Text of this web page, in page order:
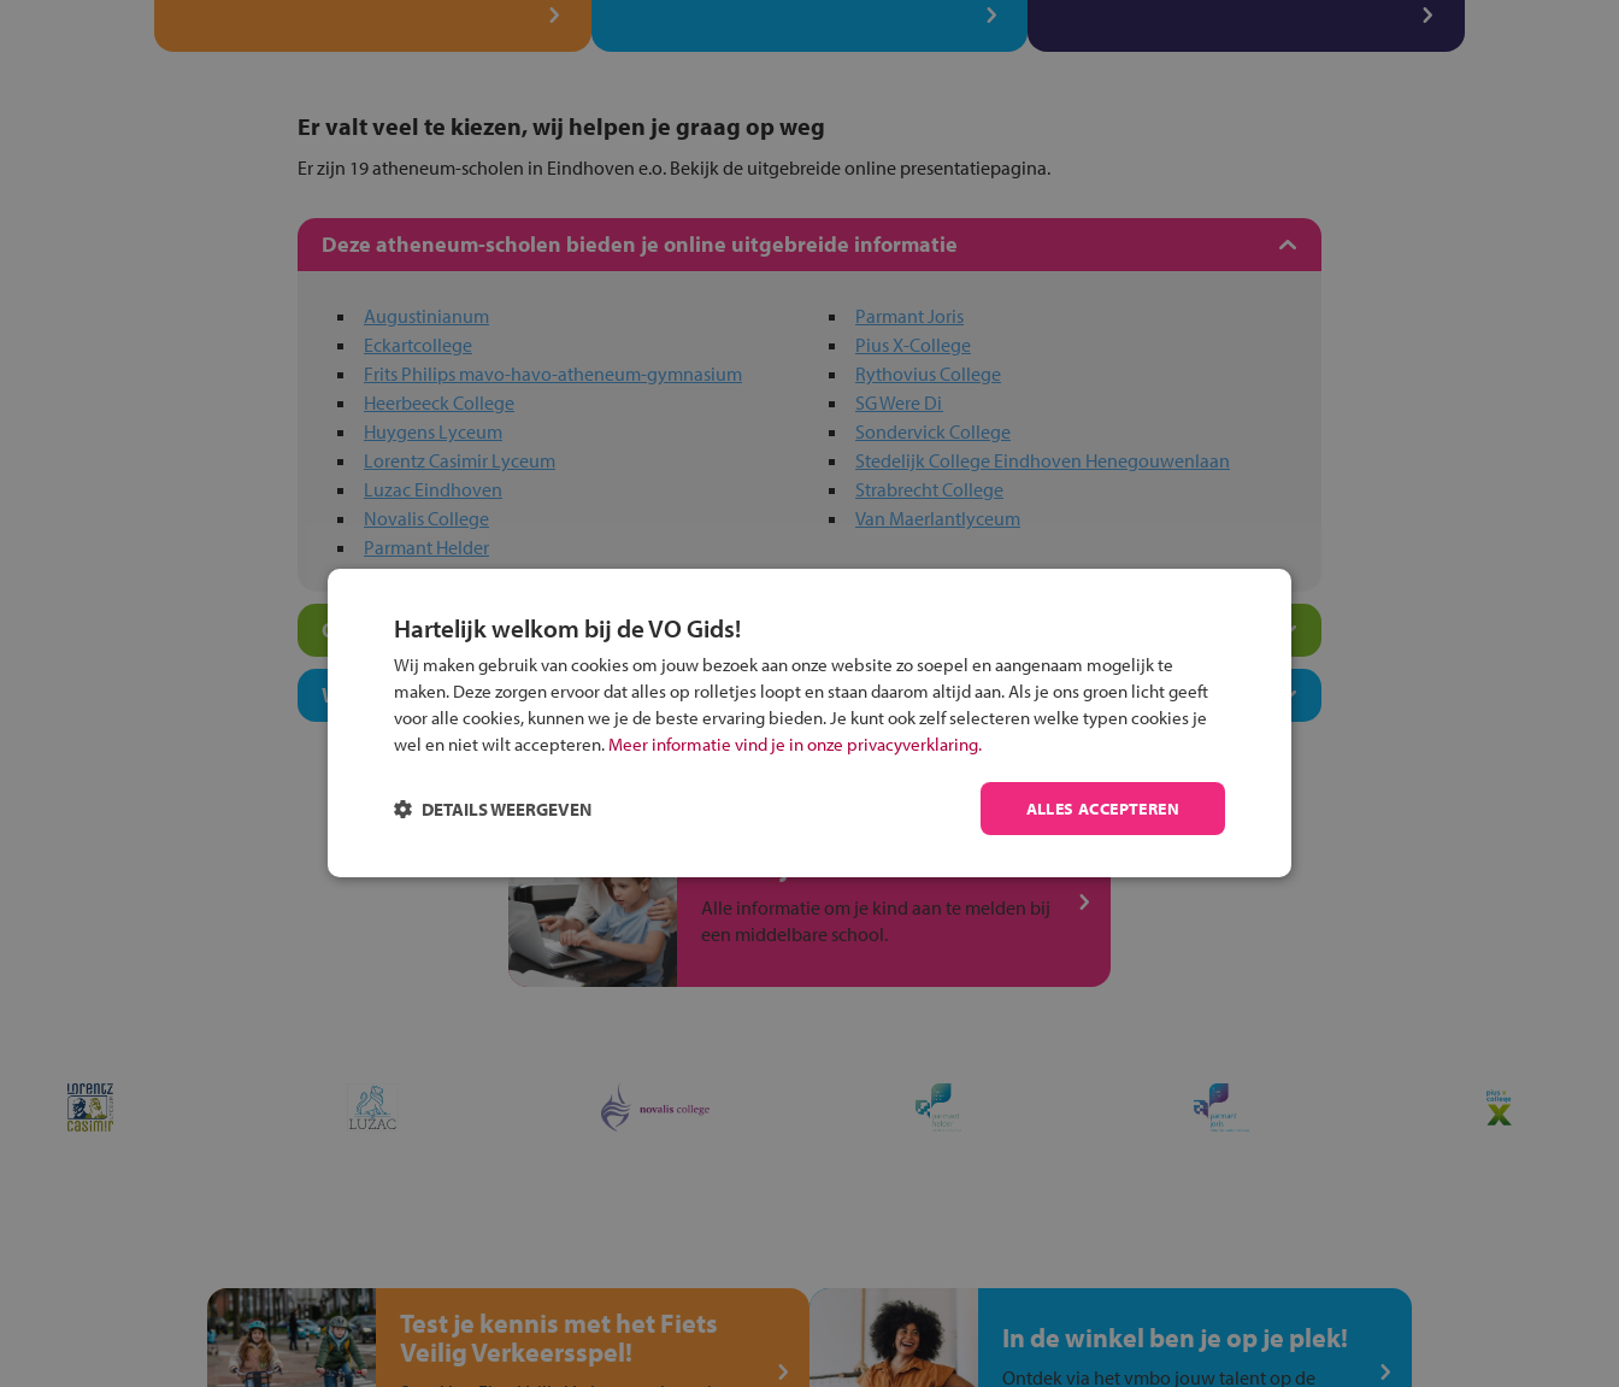
Er valt veel te kiezen, wij helpen je graag op weg
Er zijn 19 atheneum-scholen in Eindhoven e.o. Bekijk de uitgebreide online presentatiepagina.
Deze atheneum-scholen bieden je online uitgebreide informatie
Augustinianum
Eckartcollege
Frits Philips mavo-havo-atheneum-gymnasium
Heerbeeck College
Huygens Lyceum
Lorentz Casimir Lyceum
Luzac Eindhoven
Novalis College
Parmant Helder
Parmant Joris
Pius X-College
Rythovius College
SG Were Di
Sondervick College
Stedelijk College Eindhoven Henegouwenlaan
Strabrecht College
Van Maerlantlyceum
Overige atheneum-scholen in jouw regio
Welk onderwijsconcept past bij jou?
Alle informatie om je kind aan te melden bij
een middelbare school.
Test je kennis met het Fiets
Veilig Verkeersspel!
In de winkel ben je op je plek!
Ontdek via het vmbo jouw talent op de
Hartelijk welkom bij de VO Gids!
Wij maken gebruik van cookies om jouw bezoek aan onze website zo soepel en aangenaam mogelijk te
maken. Deze zorgen ervoor dat alles op rolletjes loopt en staan daarom altijd aan. Als je ons groen licht geeft
voor alle cookies, kunnen we je de beste ervaring bieden. Je kunt ook zelf selecteren welke typen cookies je
wel en niet wilt accepteren. Meer informatie vind je in onze privacyverklaring.
ALLES ACCEPTEREN
DETAILS WEERGEVEN